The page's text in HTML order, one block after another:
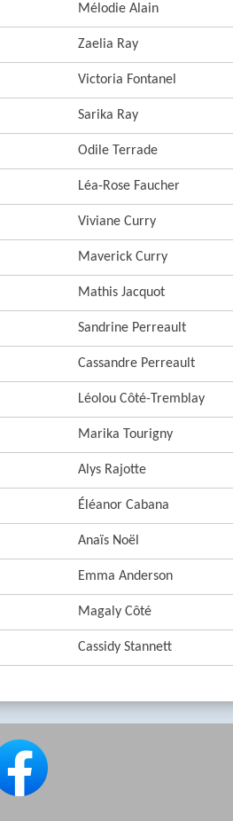
Mélodie Alain
Zaelia Ray
Victoria Fontanel
Sarika Ray
Odile Terrade
Léa-Rose Faucher
Viviane Curry
Maverick Curry
Mathis Jacquot
Sandrine Perreault
Cassandre Perreault
Léolou Côté-Tremblay
Marika Tourigny
Alys Rajotte
Éléanor Cabana
Anaïs Noël
Emma Anderson
Magaly Côté
Cassidy Stannett